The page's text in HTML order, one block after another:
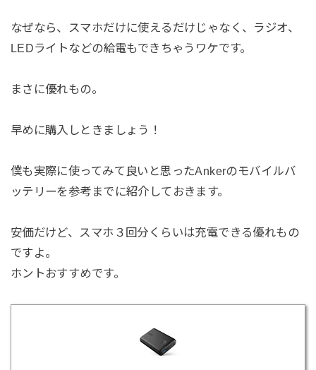
なぜなら、スマホだけに使えるだけじゃなく、ラジオ、
LEDライトなどの給電もできちゃうワケです。
まさに優れもの。
早めに購入しときましょう！
僕も実際に使ってみて良いと思ったAnkerのモバイルバ
ッテリーを参考までに紹介しておきます。
安価だけど、スマホ３回分くらいは充電できる優れもの
ですよ。
ホントおすすめです。